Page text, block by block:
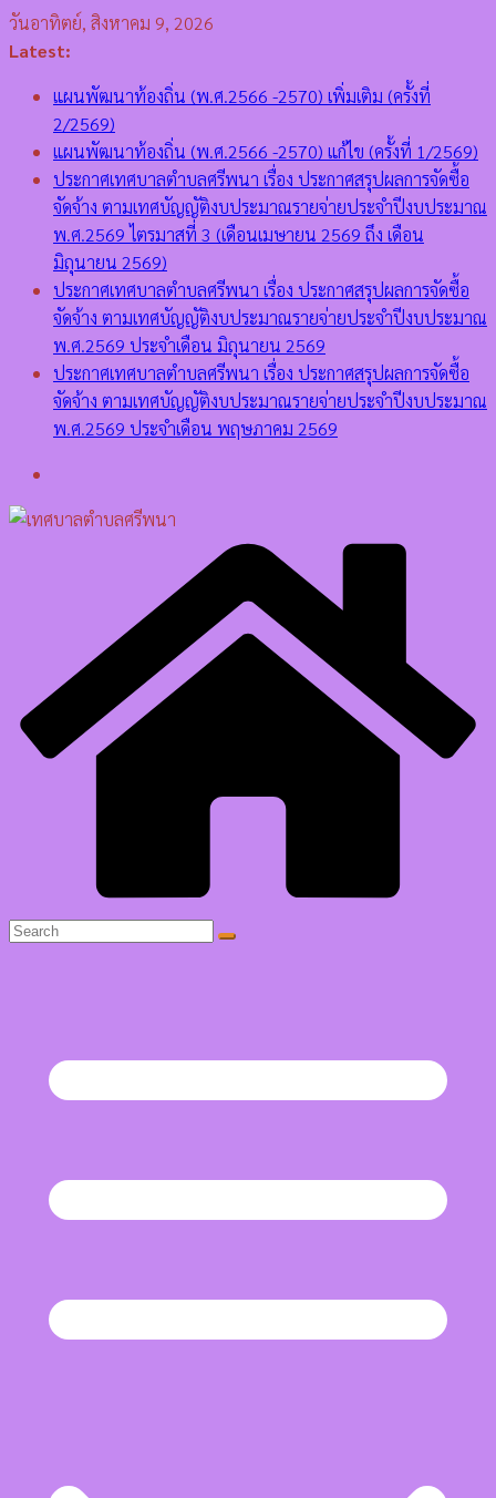
Skip
to
วันอาทิตย์, สิงหาคม 9, 2026
Latest:
แผนพัฒนาท้องถิ่น (พ.ศ.2566 -2570) เพิ่มเติม (ครั้งที่
2/2569)
แผนพัฒนาท้องถิ่น (พ.ศ.2566 -2570) แก้ไข (ครั้งที่ 1/2569)
ประกาศเทศบาลตำบลศรีพนา เรื่อง ประกาศสรุปผลการจัดซื้อ
จัดจ้าง ตามเทศบัญญัติงบประมาณรายจ่ายประจำปีงบประมาณ
พ.ศ.2569 ไตรมาสที่ 3 (เดือนเมษายน 2569 ถึง เดือน
มิถุนายน 2569)
ประกาศเทศบาลตำบลศรีพนา เรื่อง ประกาศสรุปผลการจัดซื้อ
จัดจ้าง ตามเทศบัญญัติงบประมาณรายจ่ายประจำปีงบประมาณ
พ.ศ.2569 ประจำเดือน มิถุนายน 2569
ประกาศเทศบาลตำบลศรีพนา เรื่อง ประกาศสรุปผลการจัดซื้อ
จัดจ้าง ตามเทศบัญญัติงบประมาณรายจ่ายประจำปีงบประมาณ
พ.ศ.2569 ประจำเดือน พฤษภาคม 2569